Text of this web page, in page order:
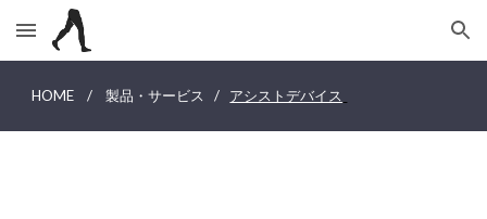
Skip to main content Skip to navigation
HOME /製品・サービス / アシストデバイス